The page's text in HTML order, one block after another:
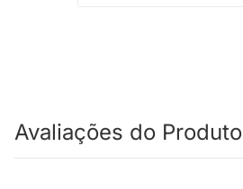
Avaliações do Produto